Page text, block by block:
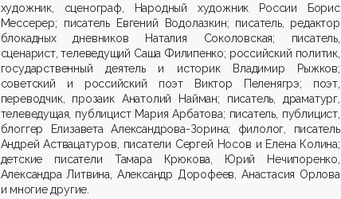
художник, сценограф, Народный художник России Борис
Мессерер; писатель Евгений Водолазкин; писатель, редактор
блокадных дневников Наталия Соколовская; писатель,
сценарист, телеведущий Саша Филипенко; российский политик,
государственный деятель и историк Владимир Рыжков;
советский и российский поэт Виктор Пеленягрэ; поэт,
переводчик, прозаик Анатолий Найман; писатель, драматург,
телеведущая, публицист Мария Арбатова; писатель, публицист,
блоггер Елизавета Александрова-Зорина; филолог, писатель
Андрей Аствацатуров, писатели Сергей Носов и Елена Колина;
детские писатели Тамара Крюкова, Юрий Нечипоренко,
Александра Литвина, Александр Дорофеев, Анастасия Орлова
и многие другие.